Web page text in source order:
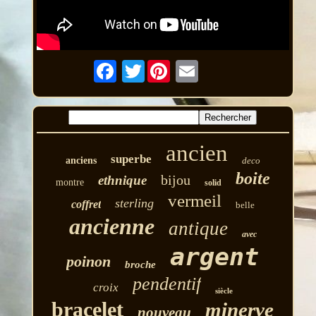
Twitter
anciens superbe ancien deco
montre ethnique bijou solid boite
coffret sterling vermeil belle
ancienne antique avec
poinon broche argent
croix pendentif siècle
bracelet nouveau minerve